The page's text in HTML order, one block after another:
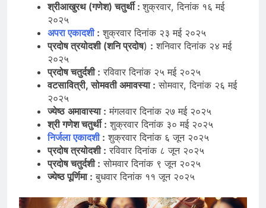
श्रीआखुरथ (गणेश) चतुर्थी :शुक्रवार, दिनांक १६ मई
२०२५
अपरा एकादशी: शुक्रवार दिनांक २३ मई २०२५
प्रदोष त्रयोदशी (शनि प्रदोष) : शनिवार दिनांक २४ मई
२०२५
प्रदोष चतुर्दशी : रविवार दिनांक २५ मई २०२५
वटसावित्री, सोमवती अमावस्या : सोमवार, दिनांक २६ मई
२०२५
ज्येष्ठ अमावास्या : मंगलवार दिनांक २७ मई २०२५
श्री गणेश चतुर्थी : शुक्रवार दिनांक ३० मई २०२५
निर्जला एकादशी: शुक्रवार दिनांक ६ जून २०२५
प्रदोष त्रयोदशी : रविवार दिनांक ८ जून २०२५
प्रदोष चतुर्दशी : सोमवार दिनांक ९ जून २०२५
ज्येष्ठपूर्णिमा : बुधवार दिनांक ११ जून २०२५